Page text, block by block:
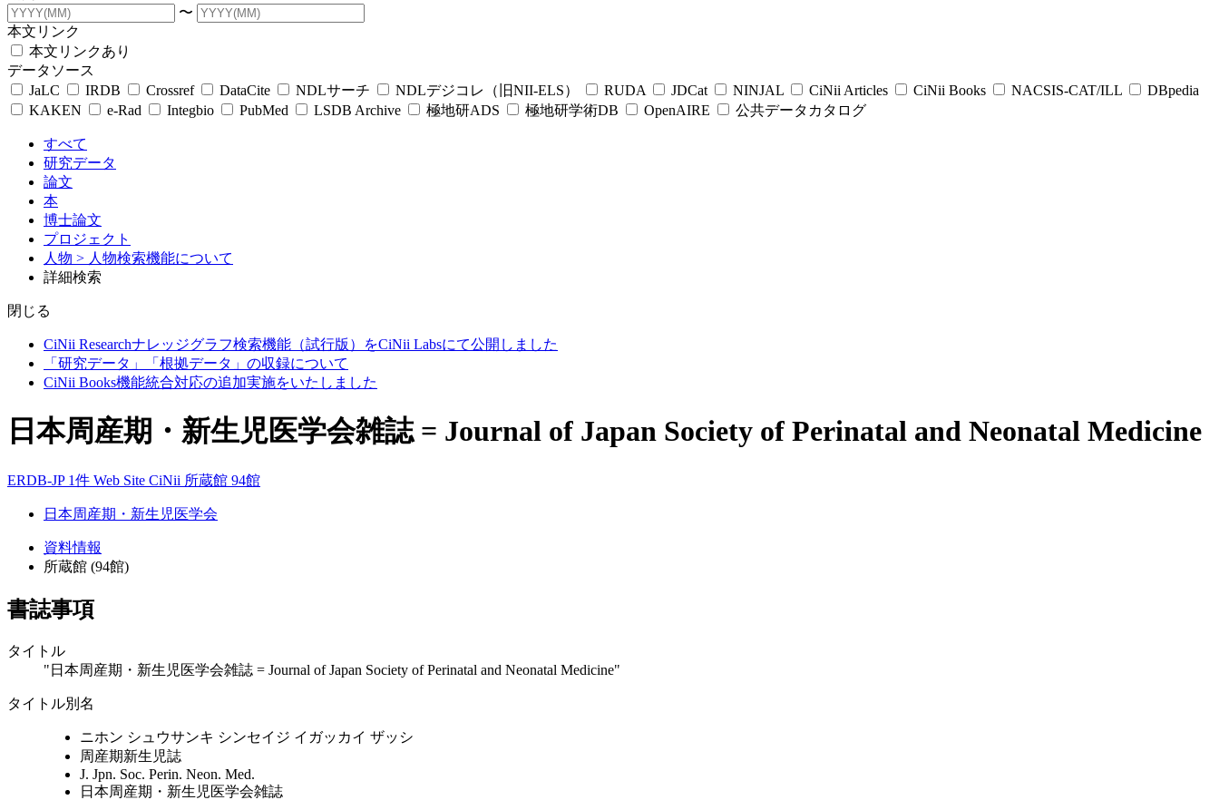
〜
本文リンク
本文リンクあり
データソース
JaLC
IRDB Crossref DataCite NDLサーチ NDLデジコレ（旧NII-ELS） RUDA JDCat NINJAL CiNii Articles CiNii Books NACSIS-CAT/ILL
DBpedia
KAKEN
e-Rad Integbio PubMed LSDB Archive 極地研ADS 極地研学術DB OpenAIRE 公共データカタログ
すべて
研究データ
論文
本
博士論文
プロジェクト
人物 > 人物検索機能について
詳細検索
閉じる
CiNii Researchナレッジグラフ検索機能（試行版）をCiNii Labsにて公開しました
「研究データ」「根拠データ」の収録について
CiNii Books機能統合対応の追加実施をいたしました
日本周産期・新生児医学会雑誌 = Journal of Japan Society of Perinatal and Neonatal Medicine
ERDB-JP 1件 Web Site CiNii 所蔵館 94館
日本周産期・新生児医学会
資料情報
所蔵館 (94館)
書誌事項
タイトル
"日本周産期・新生児医学会雑誌 = Journal of Japan Society of Perinatal and Neonatal Medicine"
タイトル別名
ニホン シュウサンキ シンセイジ イガッカイ ザッシ
周産期新生児誌
J. Jpn. Soc. Perin. Neon. Med.
日本周産期・新生児医学会雑誌